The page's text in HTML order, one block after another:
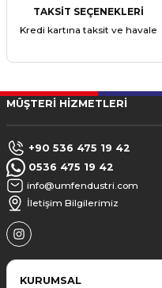
TAKSİT SEÇENEKLERİ
Kredi kartına taksit ve havale
MÜŞTERİ HİZMETLERİ
+90 536 475 19 42
0536 475 19 42
info@umfendustri.com
İletişim Bilgilerimiz
KURUMSAL